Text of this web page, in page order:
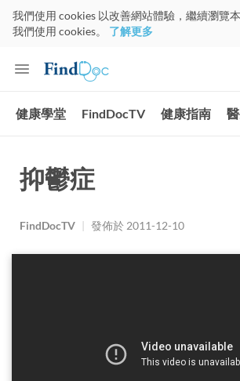
我們使用 cookies 以改善網站體驗，繼續瀏覽
我們使用 cookies。 了解更多
健康學堂 FindDocTV 健康指南
抑鬱症
FindDocTV | 發佈於 2011-12-10